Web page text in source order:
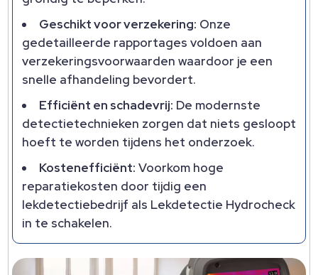
Geschikt voor verzekering: Onze
gedetailleerde rapportages voldoen aan
verzekeringsvoorwaarden waardoor je een
snelle afhandeling bevordert.
Efficiënt en schadevrij: De modernste
detectietechnieken zorgen dat niets gesloopt
hoeft te worden tijdens het onderzoek.
Kostenefficiënt: Voorkom hoge
reparatiekosten door tijdig een
lekdetectiebedrijf als Lekdetectie Hydrocheck
in te schakelen.